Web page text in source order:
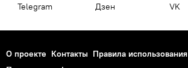
Telegram Дзен VK
О проекте Контакты Правила использования